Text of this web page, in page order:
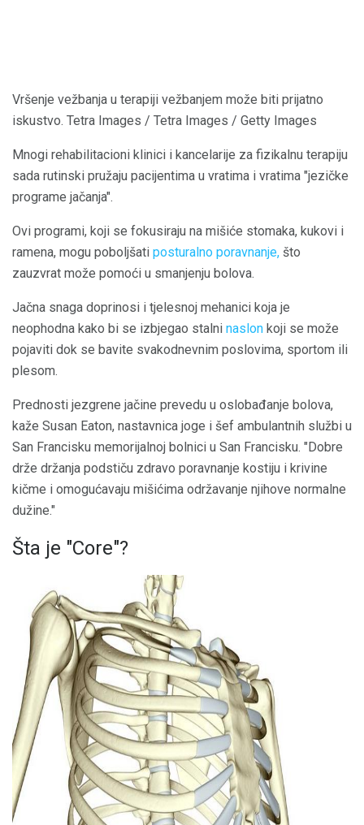
Vršenje vežbanja u terapiji vežbanjem može biti prijatno
iskustvo. Tetra Images / Tetra Images / Getty Images
Mnogi rehabilitacioni klinici i kancelarije za fizikalnu terapiju
sada rutinski pružaju pacijentima u vratima i vratima "jezičke
programe jačanja".
Ovi programi, koji se fokusiraju na mišiće stomaka, kukovi i
ramena, mogu poboljšati posturalno poravnanje, što
zauzvrat može pomoći u smanjenju bolova.
Jačna snaga doprinosi i tjelesnoj mehanici koja je
neophodna kako bi se izbjegao stalni naslon koji se može
pojaviti dok se bavite svakodnevnim poslovima, sportom ili
plesom.
Prednosti jezgrene jačine prevedu u oslobađanje bolova,
kaže Susan Eaton, nastavnica joge i šef ambulantnih službi u
San Francisku memorijalnoj bolnici u San Francisku. "Dobre
drže držanja podstiču zdravo poravnanje kostiju i krivine
kičme i omogućavaju mišićima održavanje njihove normalne
dužine."
Šta je "Core"?